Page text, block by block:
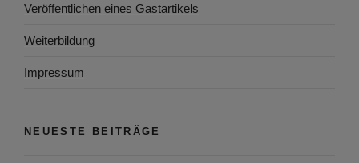
Veröffentlichen eines Gastartikels
Weiterbildung
Impressum
NEUESTE BEITRÄGE